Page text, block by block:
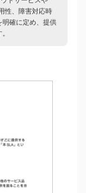
性、障害対応時
明確に定め、提供